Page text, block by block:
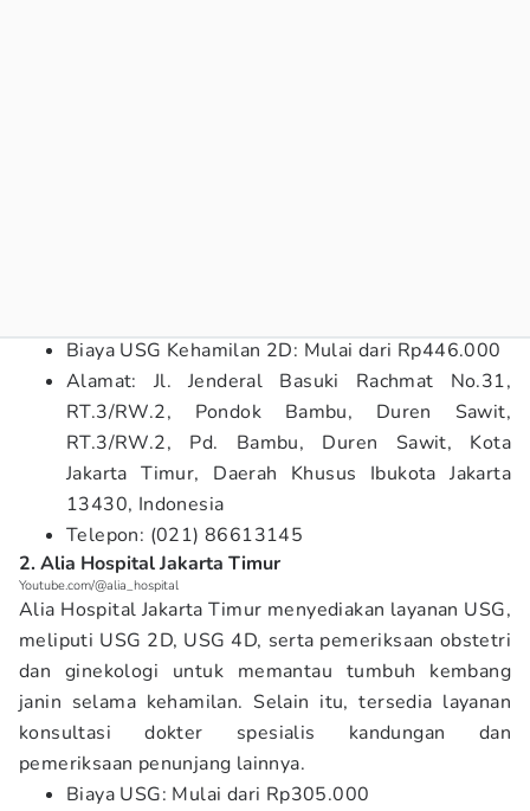
Biaya USG Kehamilan 2D: Mulai dari Rp446.000
Alamat: Jl. Jenderal Basuki Rachmat No.31,
RT.3/RW.2, Pondok Bambu, Duren Sawit,
RT.3/RW.2, Pd. Bambu, Duren Sawit, Kota
Jakarta Timur, Daerah Khusus Ibukota Jakarta
13430, Indonesia
Telepon: (021) 86613145
2. Alia Hospital Jakarta Timur
Youtube.com/@alia_hospital
Alia Hospital Jakarta Timur menyediakan layanan USG,
meliputi USG 2D, USG 4D, serta pemeriksaan obstetri
dan ginekologi untuk memantau tumbuh kembang
janin selama kehamilan. Selain itu, tersedia layanan
konsultasi dokter spesialis kandungan dan
pemeriksaan penunjang lainnya.
Biaya USG: Mulai dari Rp305.000